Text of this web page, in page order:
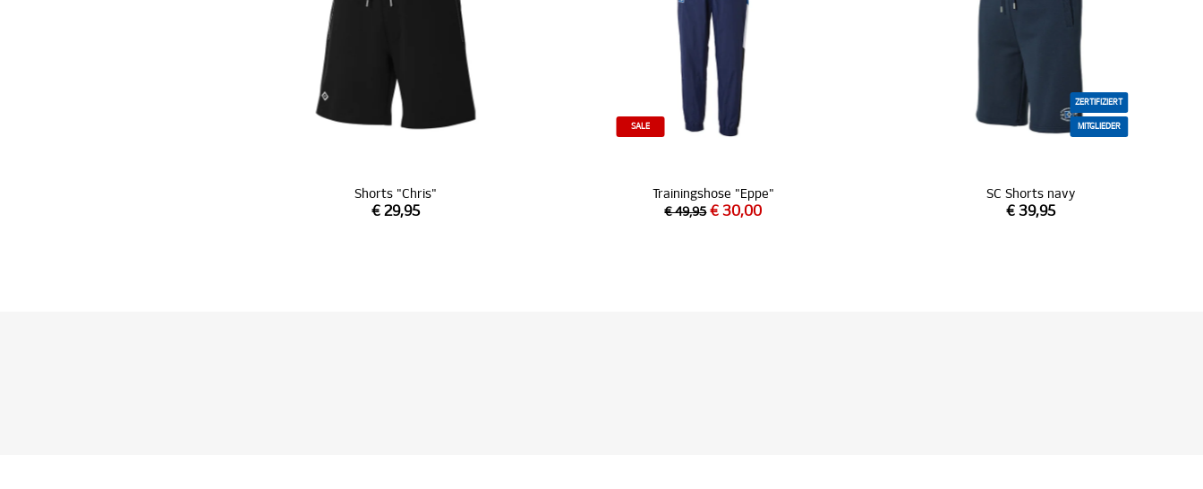
Shorts "Chris"
€ 29,95
SALE
Trainingshose "Eppe"
€ 49,95 € 30,00
ZERTIFIZIERT
MITGLIEDER
SC Shorts navy
€ 39,95